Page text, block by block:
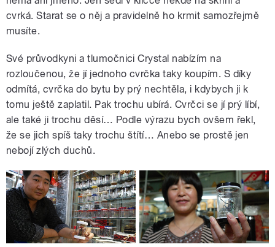
cvrká. Starat se o něj a pravidelně ho krmit samozřejmě
musíte.
Své průvodkyni a tlumočnici Crystal nabízím na
rozloučenou, že jí jednoho cvrčka taky koupím. S díky
odmítá, cvrčka do bytu by prý nechtěla, i kdybych ji k
tomu ještě zaplatil. Pak trochu ubírá. Cvrčci se jí prý líbí,
ale také ji trochu děsí… Podle výrazu bych ovšem řekl,
že se jich spíš taky trochu štítí… Anebo se prostě jen
nebojí zlých duchů.